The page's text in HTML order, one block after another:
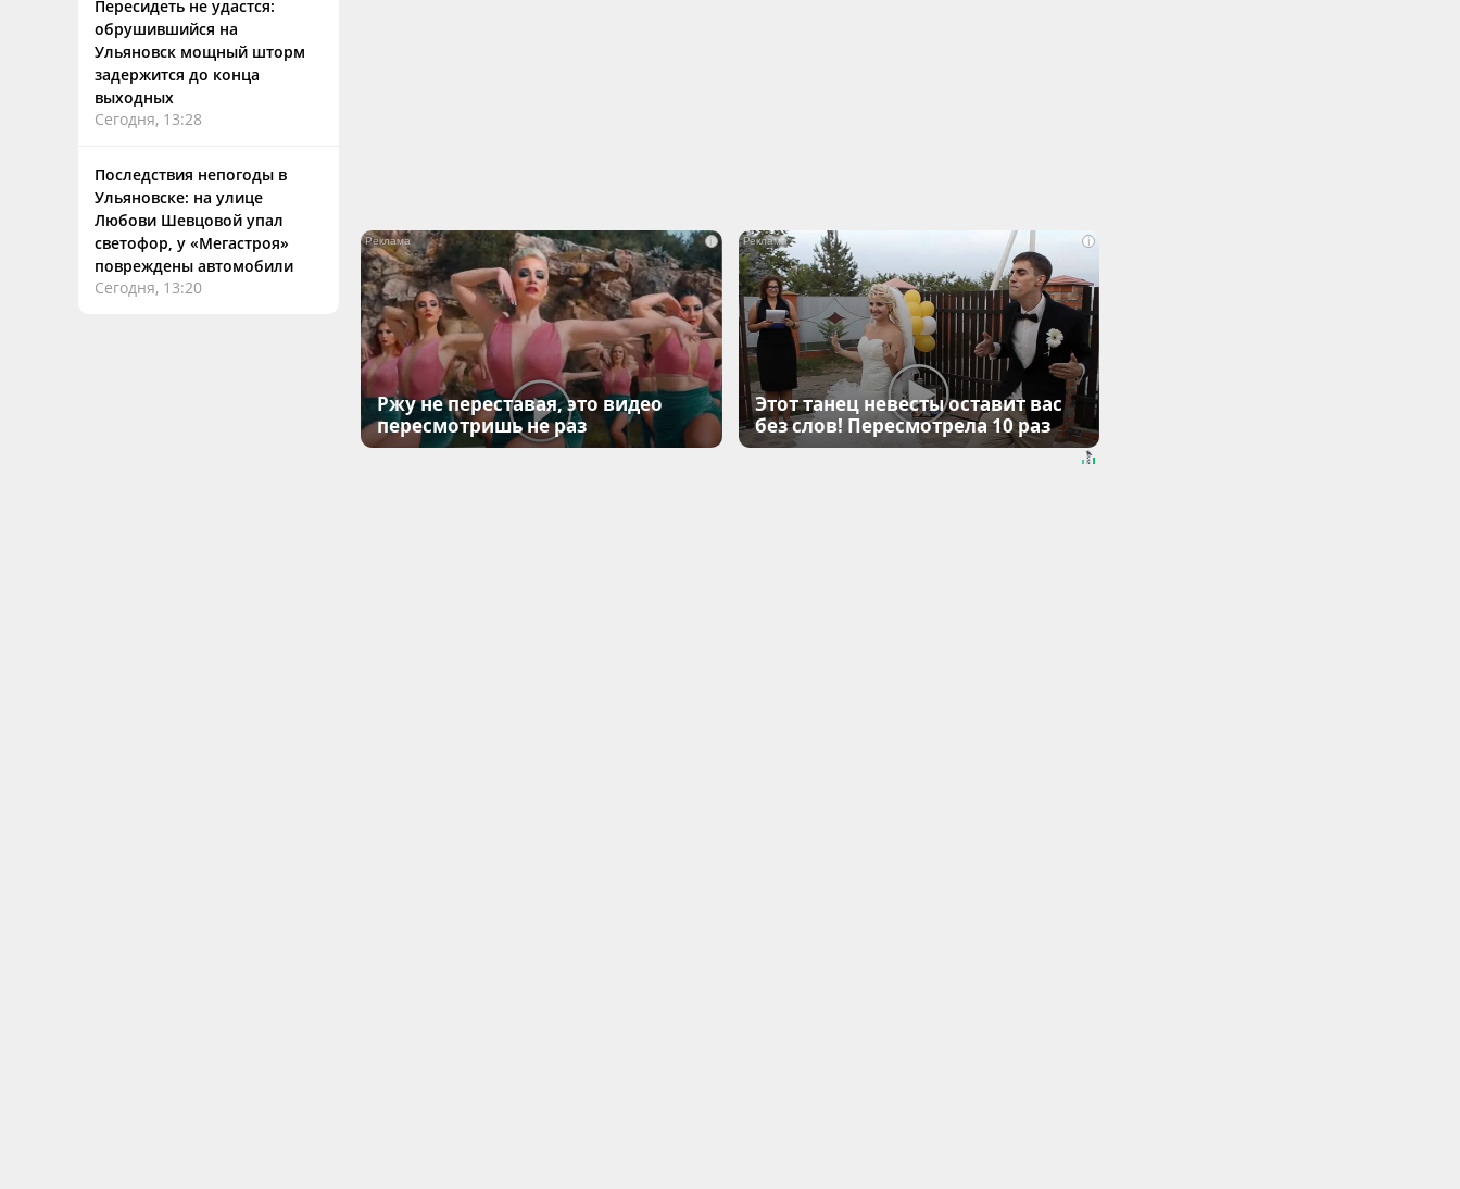
Пересидеть не удастся:
обрушившийся на
Ульяновск мощный шторм
задержится до конца
выходных
Сегодня, 13:28
Последствия непогоды в
Ульяновске: на улице
Любови Шевцовой упал
светофор, у «Мегастроя»
повреждены автомобили
Сегодня, 13:20
i
Ржу не переставая, это видео
пересмотришь не раз
i
Этот танец невесты оставит вас
без слов! Пересмотрела 10 раз